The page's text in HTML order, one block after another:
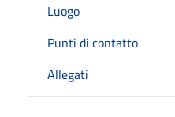
Luogo
Punti di contatto
Allegati